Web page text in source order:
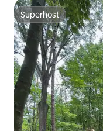
Superhost
Superhost